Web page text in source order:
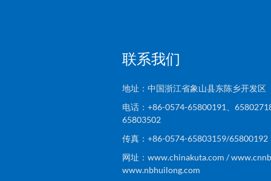
联系我们
地址：中国浙江省象山县东陈乡开发区
电话：+86-0574-65800191、
65803502
传真：+86-0574-65803159/65800192
网址：www.chinakuta.com /
www.nbhuilong.com